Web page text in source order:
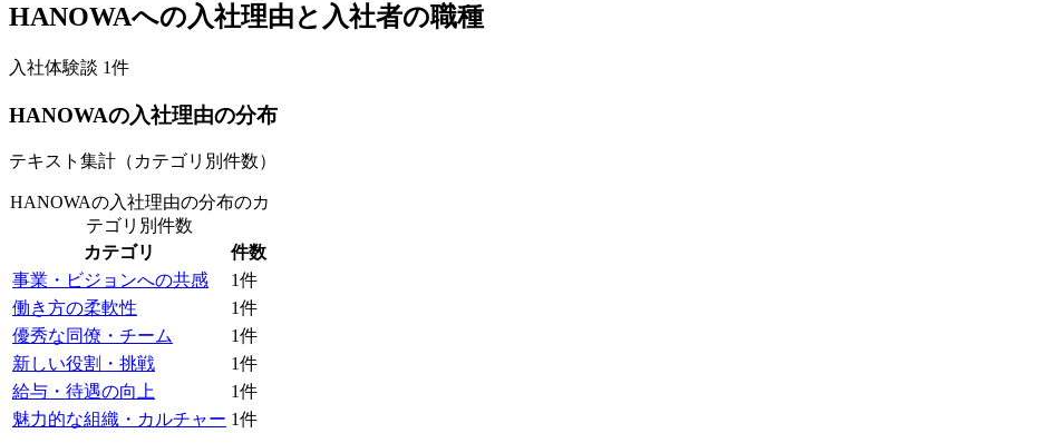
HANOWAへの入社理由と入社者の職種
入社体験談 1件
HANOWAの入社理由の分布
テキスト集計（カテゴリ別件数）
HANOWAの入社理由の分布のカ
テゴリ別件数
カテゴリ
件数
事業・ビジョンへの共感
1件
働き方の柔軟性
1件
優秀な同僚・チーム
1件
新しい役割・挑戦
1件
給与・待遇の向上
1件
魅力的な組織・カルチャー 1件